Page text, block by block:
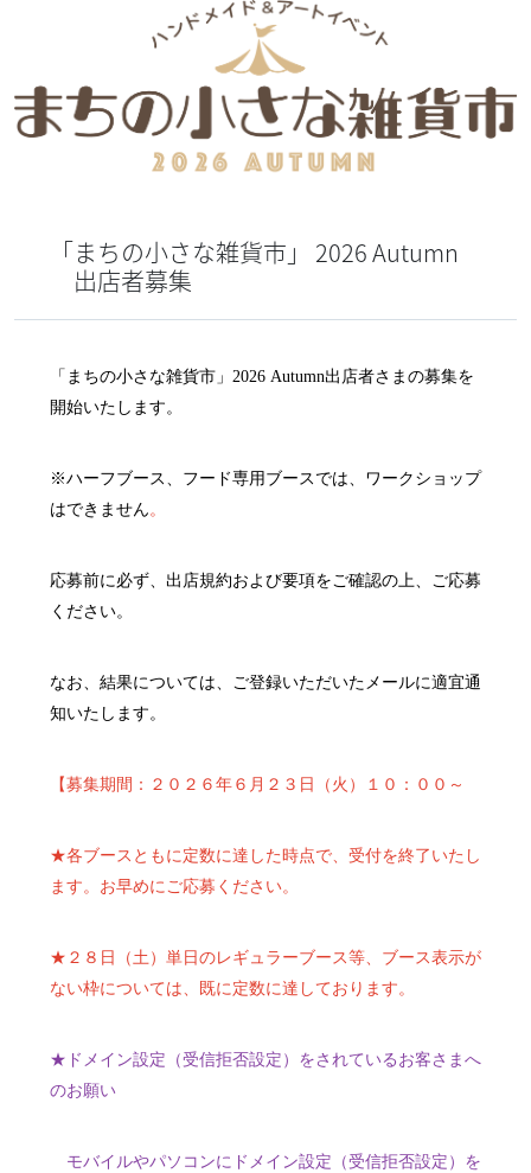
「まちの小さな雑貨市」 2026 Autumn
出店者募集
「まちの小さな雑貨市」2026 Autumn出店者さまの募集を
開始いたします。
※ハーフブース、フード専用ブースでは、ワークショップ
はできません。
応募前に必ず、出店規約および要項をご確認の上、ご応募
ください。
なお、結果については、ご登録いただいたメールに適宜通
知いたします。
【募集期間：２０２６年６月２３日（火）１０：００～
★各ブースともに定数に達した時点で、受付を終了いたし
ます。お早めにご応募ください。
★２８日（土）単日のレギュラーブース等、ブース表示が
ない枠については、既に定数に達しております。
★ドメイン設定（受信拒否設定）をされているお客さまへ
のお願い
モバイルやパソコンにドメイン設定（受信拒否設定）を